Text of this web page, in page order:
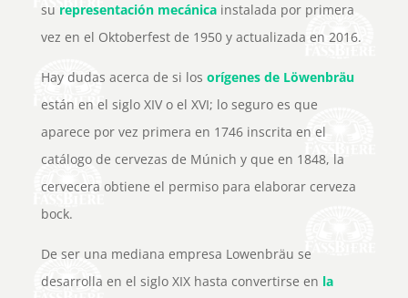
su representación mecánicainstalada por primera
vez en el Oktoberfest de 1950 y actualizada en 2016.
Hay dudas acerca de si los orígenes de Löwenbräu
están en el siglo XIV o el XVI; lo seguro es que
aparece por vez primera en 1746 inscrita en el
catálogo de cervezas de Múnich y que en 1848, la
cervecera obtiene el permiso para elaborar cerveza
bock.
De ser una mediana empresa Lowenbräu se
desarrolla en el siglo XIX hasta convertirse en la